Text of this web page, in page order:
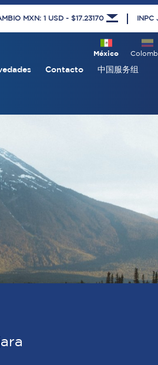
MXN: 1 USD - $17.23170 INPC
México
Contacto 中国服务组